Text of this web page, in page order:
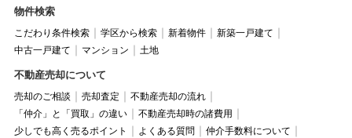
物件検索
こだわり条件検索 学区から検索 新着物件
新築一戸建て
中古一戸建て
マンション 土地
不動産売却について
売却のご相談 売却査定
不動産売却の流れ
「仲介」と「買取」の違い
不動産売却時の諸費用
少しでも高く売るポイント
よくある質問
仲介手数料について